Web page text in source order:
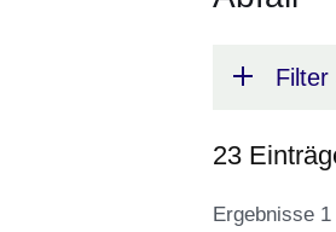
Filter
23
Ergebnisse